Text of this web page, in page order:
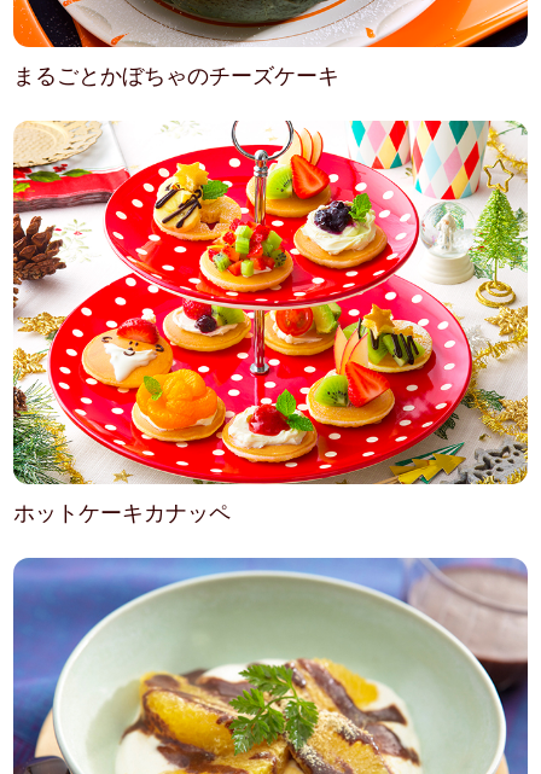
まるごとかぼちゃのチーズケーキ
ホットケーキカナッペ